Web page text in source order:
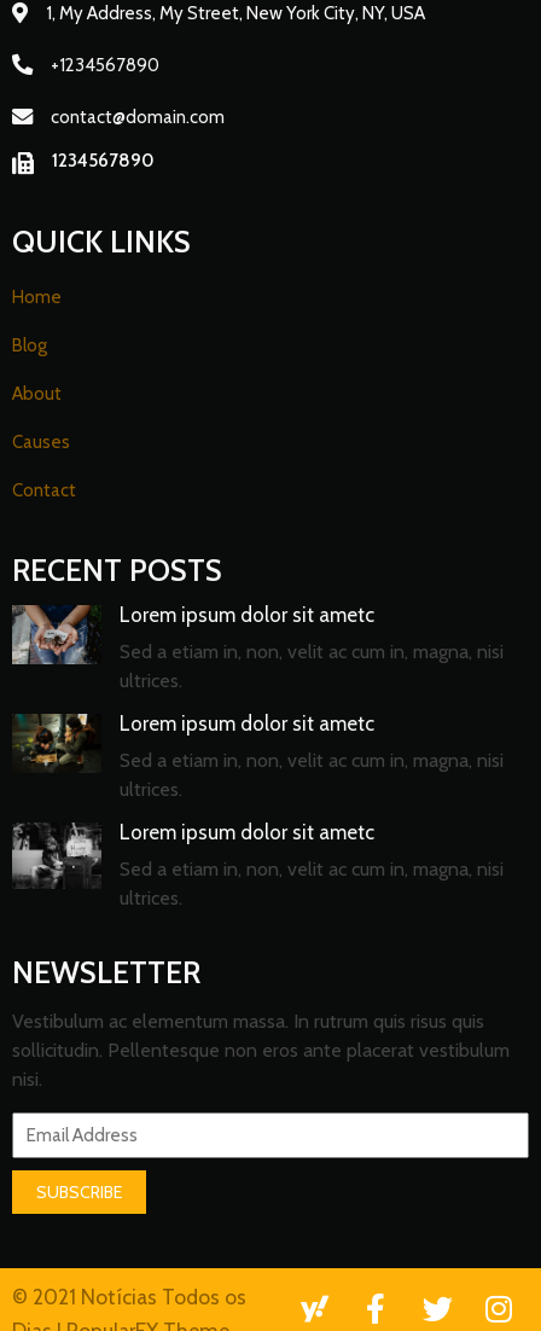
1, My Address, My Street, New York City, NY, USA
+1234567890
contact@domain.com
1234567890
QUICK LINKS
Home
Blog
About
Causes
Contact
RECENT POSTS
Lorem ipsum dolor sit ametc
Sed a etiam in, non, velit ac cum in, magna, nisi
ultrices.
Lorem ipsum dolor sit ametc
Sed a etiam in, non, velit ac cum in, magna, nisi
ultrices.
Lorem ipsum dolor sit ametc
Sed a etiam in, non, velit ac cum in, magna, nisi
ultrices.
NEWSLETTER
Vestibulum ac elementum massa. In rutrum quis risus quis
sollicitudin. Pellentesque non eros ante placerat vestibulum
nisi.
SUBSCRIBE
© 2021 Notícias Todos os